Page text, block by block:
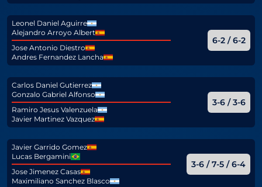
Leonel Daniel Aguirre
Alejandro Arroyo Albert
Jose Antonio Diestro
Andres Fernandez Lancha
6-2 / 6-2
Carlos Daniel Gutierrez
Gonzalo Gabriel Alfonso
Ramiro Jesus Valenzuela
Javier Martinez Vazquez
3-6 / 3-6
Javier Garrido Gomez
Lucas Bergamini
Jose Jimenez Casas
Maximiliano Sanchez Blasco
3-6 / 7-5 / 6-4